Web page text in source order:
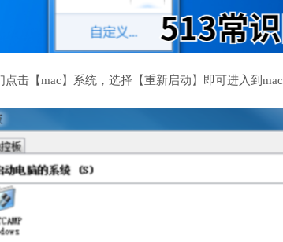
击【mac】系统，选择【重新启动】即可进入到mac